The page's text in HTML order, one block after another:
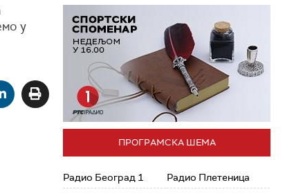
у
ПРОГРАМСКА ШЕМА
Радио Београд 1 Радио Плетеница